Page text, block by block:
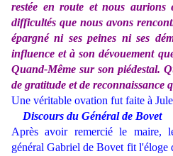
restée en route et nous aurions
difficultés que nous avons
épargné ni ses peines ni ses
influence et à son dévouement
Quand-Même sur son piédestal.
de gratitude et de reconnaissance
Une véritable ovation fut faite à
Discours du Général de Bovet
Après avoir remercié le maire,
général Gabriel de Bovet fit l'éloge